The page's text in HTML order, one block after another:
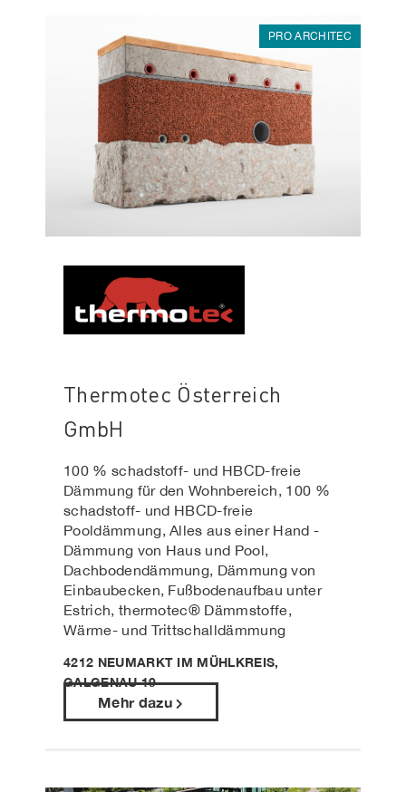
PRO ARCHITEC
Thermotec Österreich
GmbH
100 % schadstoff- und HBCD-freie
Dämmung für den Wohnbereich, 100 %
schadstoff- und HBCD-freie
Pooldämmung, Alles aus einer Hand -
Dämmung von Haus und Pool,
Dachbodendämmung, Dämmung von
Einbaubecken, Fußbodenaufbau unter
Estrich, thermotec® Dämmstoffe,
Wärme- und Trittschalldämmung
4212 NEUMARKT IM MÜHLKREIS,
GALGENAU 19
Mehr dazu